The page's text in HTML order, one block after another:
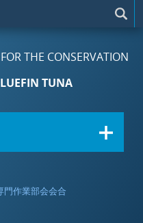
THE CONSERVATION
TUNA
門作業部会会合